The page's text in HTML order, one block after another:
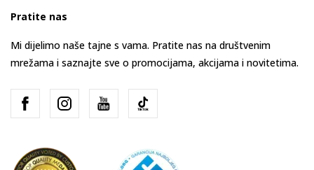
Pratite nas
Mi dijelimo naše tajne s vama. Pratite nas na društvenim
mrežama i saznajte sve o promocijama, akcijama i novitetima.